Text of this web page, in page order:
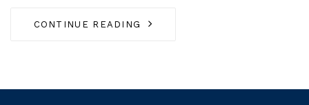
CONTINUE READING